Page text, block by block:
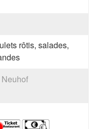
rôtis, salades,